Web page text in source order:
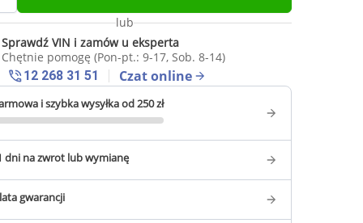
lub
Sprawdź VIN i zamów u eksperta
Chętnie pomogę (Pon-pt.: 9-17, Sob. 8-14)
12 268 31 51
Czat online
i szybka wysyłka od 250 zł
dni na zwrot lub wymianę
gwarancji